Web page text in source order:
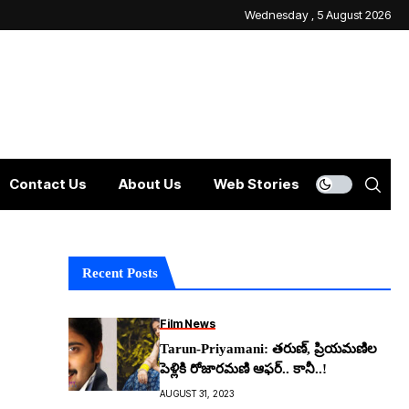
Wednesday , 5 August 2026
Contact Us About Us Web Stories
Recent Posts
Film News
Tarun-Priyamani: తరుణ్, ప్రియమణిల
పెళ్లికి రోజారమణి ఆఫర్.. కానీ..!
AUGUST 31, 2023